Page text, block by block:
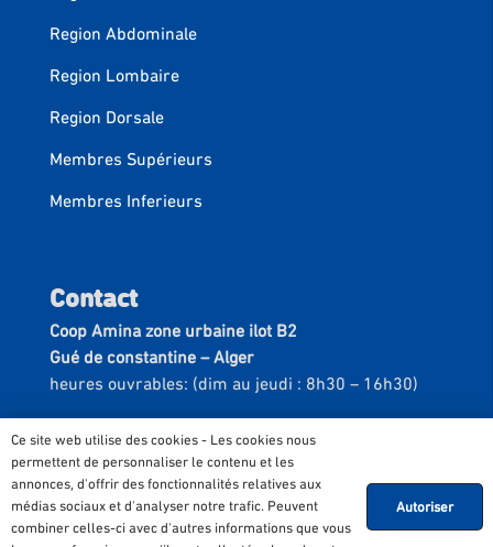
Region Abdominale
Region Lombaire
Region Dorsale
Membres Supérieurs
Membres Inferieurs
Contact
Coop Amina zone urbaine ilot B2
Gué de constantine – Alger
heures ouvrables: (dim au jeudi : 8h30 – 16h30)
Email :
contact@confotex.com
Ce site web utilise des cookies - Les cookies nous
permettent de personnaliser le contenu et les
annonces, d'offrir des fonctionnalités relatives aux
médias sociaux et d'analyser notre trafic. Peuvent
combiner celles-ci avec d'autres informations que vous
Autoriser